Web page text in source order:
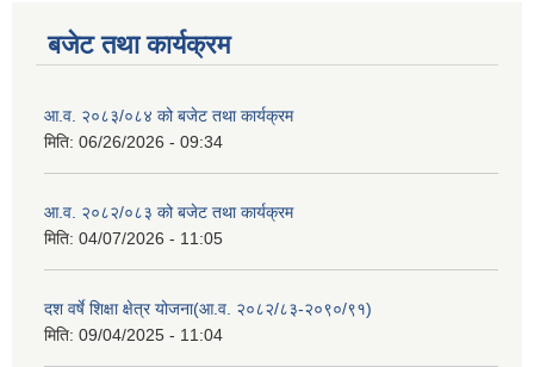
बजेट तथा कार्यक्रम
आ.व. २०८३/०८४ को बजेट तथा कार्यक्रम
मिति: 06/26/2026 - 09:34
आ.व. २०८२/०८३ को बजेट तथा कार्यक्रम
मिति: 04/07/2026 - 11:05
दश वर्षे शिक्षा क्षेत्र योजना(आ.व. २०८२/८३-२०९०/९१)
मिति: 09/04/2025 - 11:04